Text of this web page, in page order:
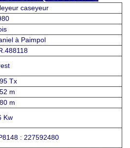
caseyeur
à Paimpol
Tx
m
m
Kw
: 227592480